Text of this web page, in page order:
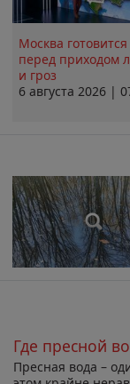
Москва готовится
перед приходом
и гроз
6 августа 2026 |
Где пресной
Пресная вода –